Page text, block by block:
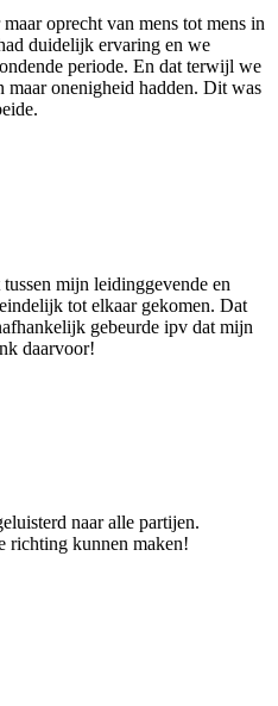
oprecht van mens tot mens in
duidelijk ervaring en we
periode. En dat terwijl we
maar onenigheid hadden. Dit was
mijn leidinggevende en
tot elkaar gekomen. Dat
gebeurde ipv dat mijn
daarvoor!
naar alle partijen.
richting kunnen maken!